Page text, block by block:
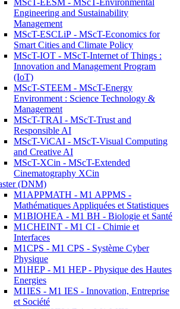
MScT-EESM - MScT-Environmental
Engineering and Sustainability
Management
MScT-ESCLiP - MScT-Economics for
Smart Cities and Climate Policy
MScT-IOT - MScT-Internet of Things :
Innovation and Management Program
(IoT)
MScT-STEEM - MScT-Energy
Environment : Science Technology &
Management
MScT-TRAI - MScT-Trust and
Responsible AI
MScT-ViCAI - MScT-Visual Computing
and Creative AI
MScT-XCin - MScT-Extended
Cinematography XCin
(DNM)
M1APPMATH - M1 APPMS -
Mathématiques Appliquées et Statistiques
M1BIOHEA - M1 BH - Biologie et Santé
M1CHEINT - M1 CI - Chimie et
Interfaces
M1CPS - M1 CPS - Système Cyber
Physique
M1HEP - M1 HEP - Physique des Hautes
Energies
M1IES - M1 IES - Innovation, Entreprise
et Société